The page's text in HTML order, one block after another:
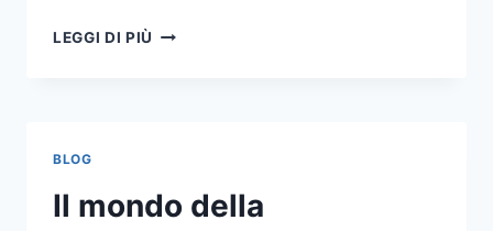
LEGGI DI PIÙ ETAGERE
PER
L’ARREDO
BLOG
Il mondo della